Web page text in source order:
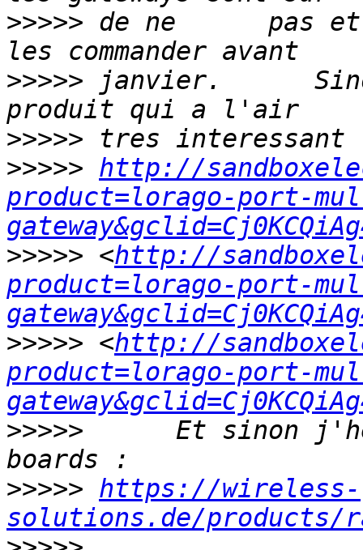
>>>>> de ne      pas
>>>>> janvier.
>>>>>
>>>>> http://
product=lorago-port-
>>>>> <http://
product=lorago-port-
>>>>> <http://
product=lorago-port-
>>>>> Et sinon
>>>>> https://wireless-
solutions.de/products/